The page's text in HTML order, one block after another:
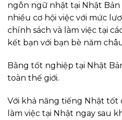
ngôn ngữ nhật tại Nhật Bản
nhiều cơ hội việc với mức
chính sách và làm việc tại
kết bạn với bạn bè năm
Bằng tốt nghiệp tại Nhật
toàn thế giới.
Với khả năng tiếng Nhật tốt
làm việc tại Nhật ngay sau